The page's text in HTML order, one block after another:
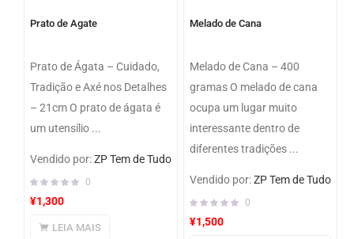
Prato de Agate
Prato de Ágata – Cuidado,
Tradição e Axé nos Detalhes
– 21cm O prato de ágata é
um utensílio ...
Vendido por:ZP Tem de Tudo
0
¥1,300
LEIA MAIS
Melado de Cana
Melado de Cana – 400
gramas O melado de cana
ocupa um lugar muito
interessante dentro de
diferentes tradições ...
Vendido por:ZP Tem de Tudo
0
¥1,500